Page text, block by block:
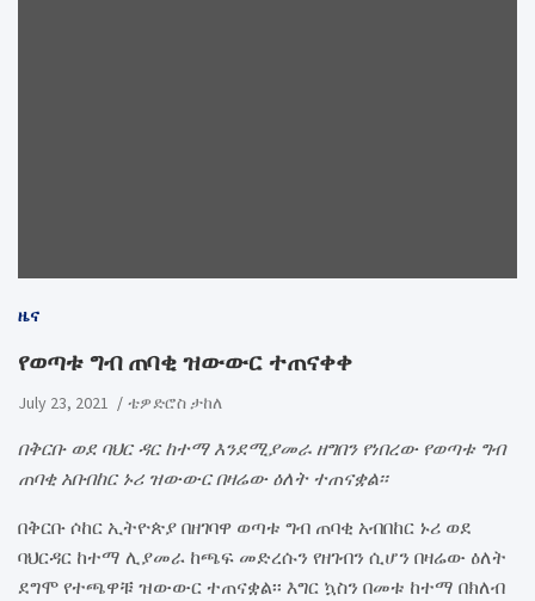
ዜና
የወጣቱ ግብ ጠባቂ ዝውውር ተጠናቀቀ
July 23, 2021 ቴዎድሮስ ታከለ
በቅርቡ ወደ ባህር ዳር ከተማ እንደሚያመራ ዘግበን የነበረው የወጣቱ ግብ
ጠባቂ አቡበከር ኑሪ ዝውውር በዛሬው ዕለት ተጠናቋል፡፡
በቅርቡ ሶከር ኢትዮጵያ በዘገባዋ ወጣቱ ግብ ጠባቂ አብበከር ኑሪ ወደ
ባህርዳር ከተማ ሊያመራ ከጫፍ መድረሱን የዘገብን ሲሆን በዛሬው ዕለት
ደግሞ የተጫዋቹ ዝውውር ተጠናቋል፡፡ እግር ኳስን በመቱ ከተማ በክለብ